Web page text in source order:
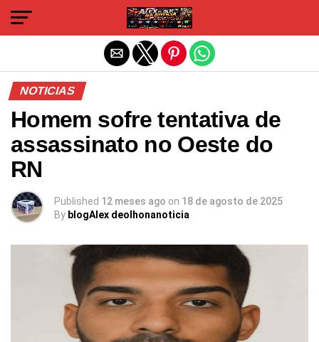
NOTICIAS
Homem sofre tentativa de
assassinato no Oeste do
RN
Published 12 meses ago on 18 de agosto de 2025
By blogAlex deolhonanoticia
Sair da versão mobile